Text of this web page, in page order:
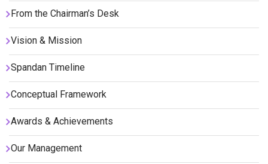
From the Chairman’s Desk
Vision & Mission
Spandan Timeline
Conceptual Framework
Awards & Achievements
Our Management